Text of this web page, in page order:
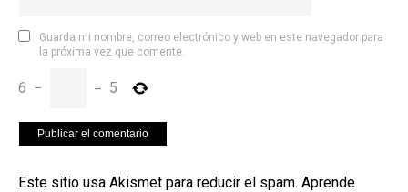
Guarda mi nombre, correo electrónico y web en este navegador para
la próxima vez que comente.
6 − = 5
Este sitio usa Akismet para reducir el spam. Aprende